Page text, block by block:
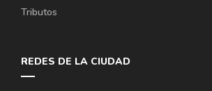
Tributos
REDES DE LA CIUDAD